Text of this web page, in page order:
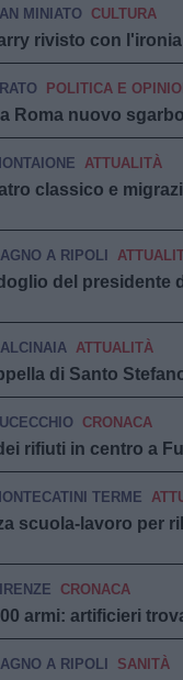
MINIATO CULTURA
rivisto con
POLITICA E
Roma nuovo
ATTUALITÀ
classico e
A RIPOLI
del presidente
ATTUALITÀ
di Santo
CRONACA
rifiuti in centro a
TERME
scuola-lavoro per
CRONACA
armi: artificieri
A RIPOLI SANITÀ